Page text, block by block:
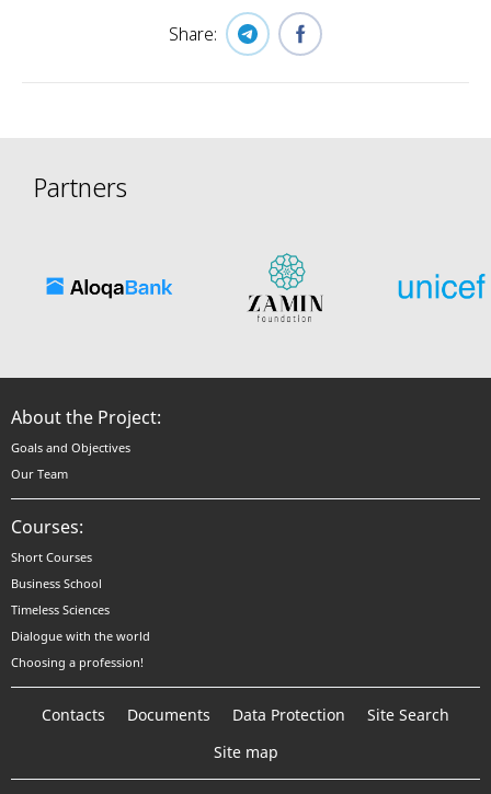
Share:
Partners
About the Project:
Goals and Objectives
Our Team
Courses:
Short Courses
Business School
Timeless Sciences
Dialogue with the world
Choosing a profession!
Contacts Documents Data Protection
Site Search
Site map